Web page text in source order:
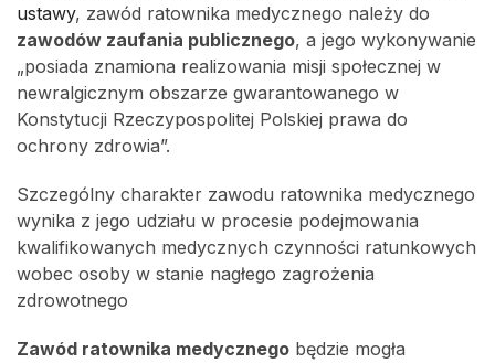
ustawy, zawód ratownika medycznego należy do
zawodów zaufania publicznego, a jego wykonywanie
„posiada znamiona realizowania misji społecznej w
newralgicznym obszarze gwarantowanego w
Konstytucji Rzeczypospolitej Polskiej prawa do
ochrony zdrowia”.
Szczególny charakter zawodu ratownika medycznego
wynika z jego udziału w procesie podejmowania
kwalifikowanych medycznych czynności ratunkowych
wobec osoby w stanie nagłego zagrożenia
zdrowotnego
Zawód ratownika medycznego będzie mogła